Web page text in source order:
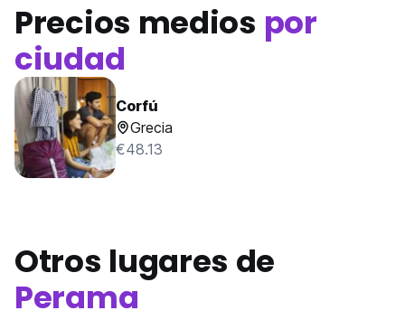
Precios medios por
ciudad
Corfú
Grecia
€48.13
Otros lugares de
Perama